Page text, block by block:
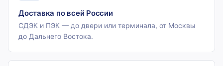
Доставка по всей России
СДЭК и ПЭК — до двери или терминала, от Москвы
до Дальнего Востока.